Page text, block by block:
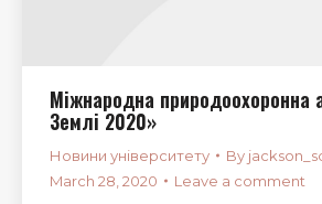
Міжнародна природоохоронна
Землі 2020»
Новини університету By
March 28, 2020
Leave a comment